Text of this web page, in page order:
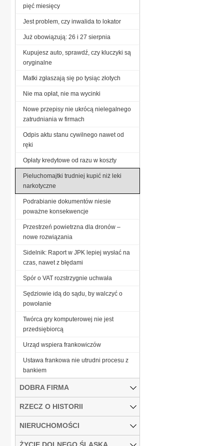
pięć miesięcy
Jest problem, czy inwalida to lokator
Już obowiązują: 26 i 27 sierpnia
Kupujesz auto, sprawdź, czy kluczyki są
oryginalne
Matki zgłaszają się po tysiąc złotych
Nie ma opłat, nie ma wycinki
Nowe przepisy nie ukrócą nielegalnego
zatrudniania w firmach
Odpis aktu stanu cywilnego nawet od
ręki
Opłaty kredytowe od razu w koszty
Pieluchomajtki trudniej kupić niż leki
narkotyczne
Podrabianie dokumentów niesie
poważne konsekwencje
Przestrzeń powietrzna dla dronów –
nowe rozwiązania
Sidelnik: Raport w JPK lepiej wysłać na
czas, nawet z błędami
Spór o VAT rozstrzygnie uchwała
Sędziowie idą do sądu, by walczyć o
powołanie
Twórca gry komputerowej nie jest
przedsiębiorcą
Urząd wspiera frankowiczów
Ustawa frankowa nie utrudni procesu z
bankiem
DOBRA FIRMA
RZECZ O HISTORII
NIERUCHOMOŚCI
ŻYCIE DOLNEGO ŚLĄSKA